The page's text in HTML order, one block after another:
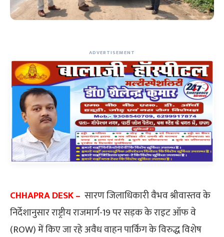
ADVERTISEMENT
CHHAPRA DESK – सारण जिलाधिकारी वैभव श्रीवास्तव के
निर्देशानुसार राष्ट्रीय राजमार्ग-19 पर सड़क के राइट ऑफ वे
(ROW) में किए जा रहे अवैध वाहन पार्किंग के विरुद्ध विशेष